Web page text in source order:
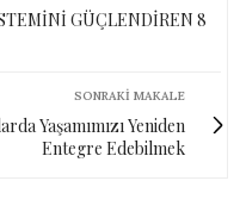
GÜÇLENDİREN 8
SONRAKI MAKALE
Yaşamımızı Yeniden
Entegre Edebilmek